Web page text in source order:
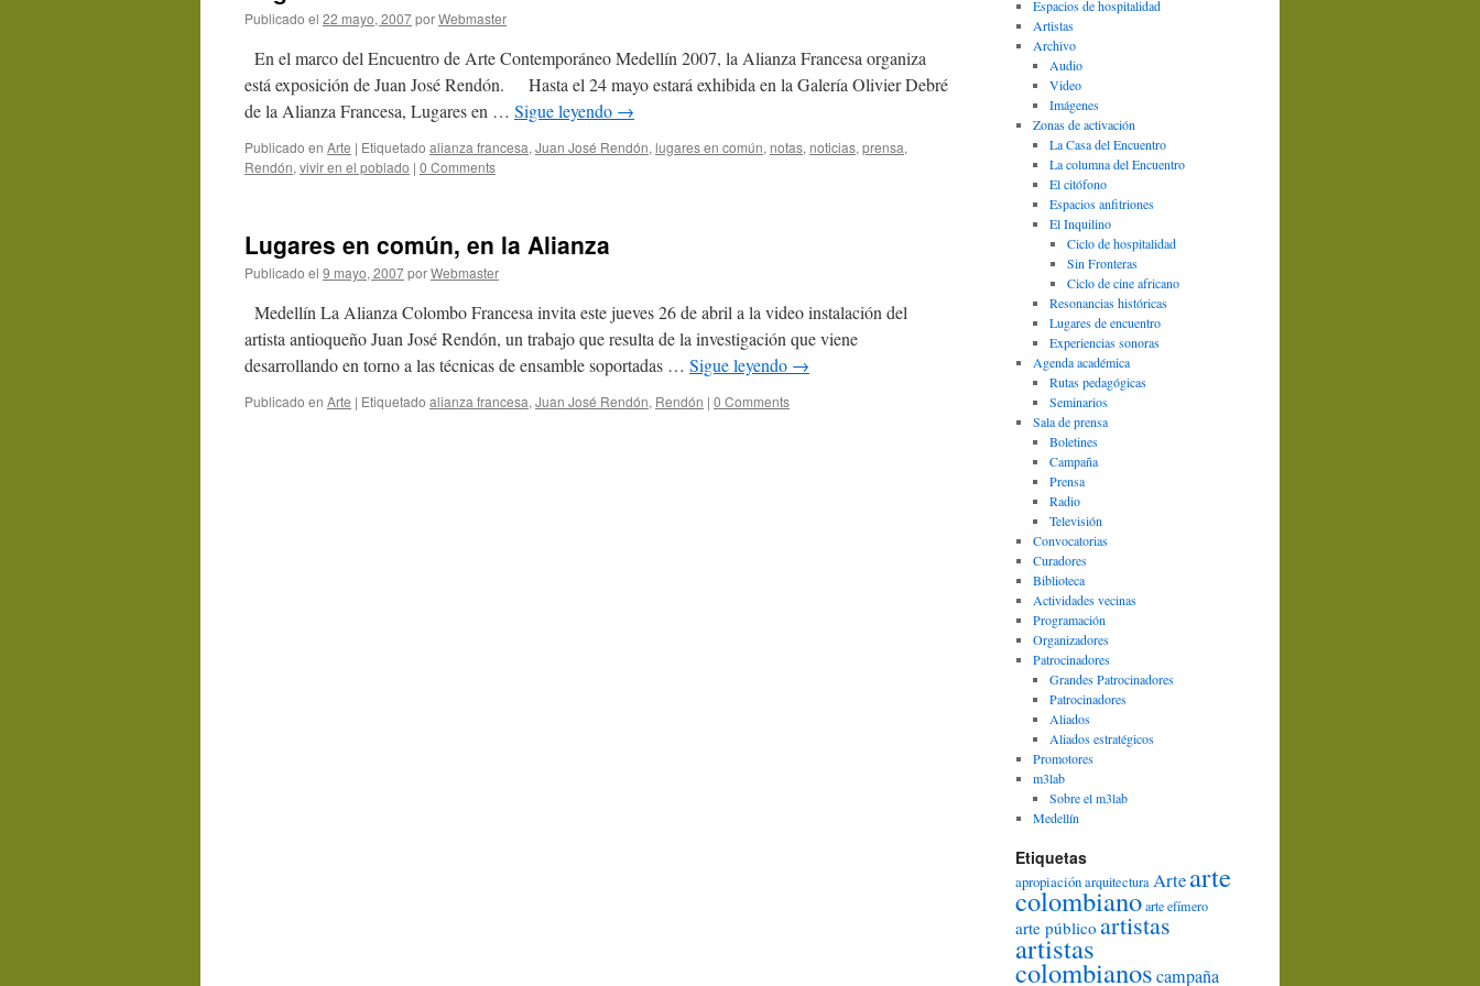
Publicado el 22 mayo, 2007porWebmaster
En el marco del Encuentro de Arte Contemporáneo Medellín 2007, la Alianza Francesa organiza
está exposición de Juan José Rendón. Hasta el 24 mayo estará exhibida en la Galería Olivier Debré
de la Alianza Francesa, Lugares en … Sigue leyendo →
Publicado en Arte | Etiquetado alianza francesa, Juan José Rendón, lugares en común, notas, noticias, prensa,
Rendón, vivir en el poblado | 0 Comments
Lugares en común, en la Alianza
Publicado el 9 mayo, 2007porWebmaster
Medellín La Alianza Colombo Francesa invita este jueves 26 de abril a la video instalación del
artista antioqueño Juan José Rendón, un trabajo que resulta de la investigación que viene
desarrollando en torno a las técnicas de ensamble soportadas … Sigue leyendo →
Publicado en Arte | Etiquetado alianza francesa, Juan José Rendón, Rendón | 0 Comments
Espacios de hospitalidad
Artistas
Archivo
Audio
Video
Imágenes
Zonas de activación
La Casa del Encuentro
La columna del Encuentro
El citófono
Espacios anfitriones
El Inquilino
Ciclo de hospitalidad
Sin Fronteras
Ciclo de cine africano
Resonancias históricas
Lugares de encuentro
Experiencias sonoras
Agenda académica
Rutas pedagógicas
Seminarios
Sala de prensa
Boletines
Campaña
Prensa
Radio
Televisión
Convocatorias
Curadores
Biblioteca
Actividades vecinas
Programación
Organizadores
Patrocinadores
Grandes Patrocinadores
Patrocinadores
Aliados
Aliados estratégicos
Promotores
m3lab
Sobre el m3lab
Medellín
Etiquetas
apropiaciónarquitectura Artearte
colombianoarte efímero
arte público artistas
artistas
colombianoscampaña